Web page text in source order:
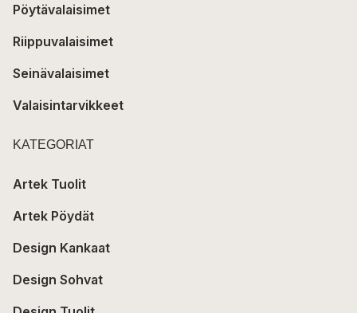
Pöytävalaisimet
Riippuvalaisimet
Seinävalaisimet
Valaisintarvikkeet
KATEGORIAT
Artek Tuolit
Artek Pöydät
Design Kankaat
Design Sohvat